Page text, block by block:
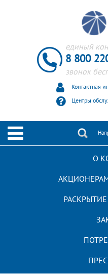
единый
8 800
звонок
Контактная
Центры
О
ЗАЯВКА НА
ГВАРДЕЙСКИЙ РЭС